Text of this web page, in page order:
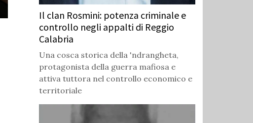
Il clan Rosmini: potenza criminale e
controllo negli appalti di Reggio
Calabria
Una cosca storica della 'ndrangheta,
protagonista della guerra mafiosa e
attiva tuttora nel controllo economico e
territoriale